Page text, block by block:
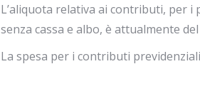
L’aliquota relativa ai contributi, per
senza cassa e albo, è attualmente del
La spesa per i contributi